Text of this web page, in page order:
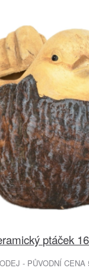
ptáček
- PŮVODNÍ CENA